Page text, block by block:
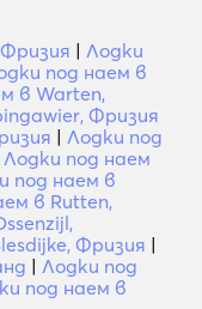
| Лодки
под наем в
в Warten,
Фризия
| Лодки под
Лодки под наем
под наем в
в Rutten,
Фризия |
| Лодки под
под наем в